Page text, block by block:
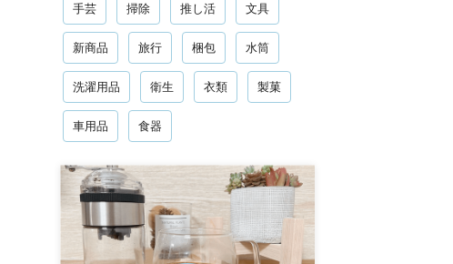
手芸 掃除 推し活 文具
新商品 旅行 梱包 水筒
洗濯用品 衛生 衣類 製菓
車用品 食器